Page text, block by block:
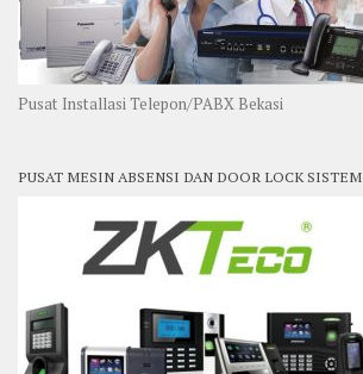
Pusat Installasi Telepon/PABX Bekasi
PUSAT MESIN ABSENSI DAN DOOR LOCK SISTEM